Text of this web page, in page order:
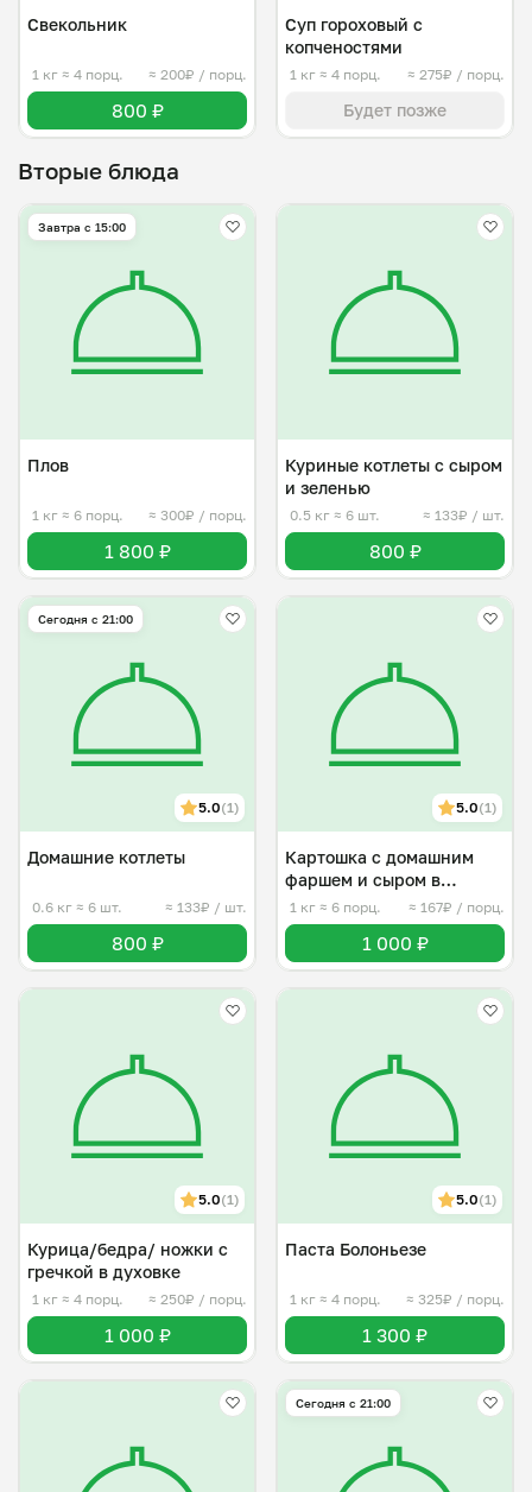
Свекольник
1 кг ≈ 4 порц. ≈ 200₽ / порц.
800 ₽
Суп гороховый с
копченостями
1 кг ≈ 4 порц. ≈ 275₽ / порц.
Будет позже
Вторые блюда
Завтра c 15:00
Плов
1 кг ≈ 6 порц. ≈ 300₽ / порц.
1 800 ₽
Куриные котлеты с сыром
и зеленью
0.5 кг ≈ 6 шт. ≈ 133₽ / шт.
800 ₽
Сегодня с 21:00
5.0(1)
Домашние котлеты
0.6 кг ≈ 6 шт. ≈ 133₽ / шт.
800 ₽
5.0(1)
Картошка с домашним
фаршем и сыром в
духовке
1 кг ≈ 6 порц. ≈ 167₽ / порц.
1 000 ₽
5.0(1)
Курица/бедра/ ножки с
гречкой в духовке
1 кг ≈ 4 порц. ≈ 250₽ / порц.
1 000 ₽
5.0(1)
Паста Болоньезе
1 кг ≈ 4 порц. ≈ 325₽ / порц.
1 300 ₽
Сегодня с 21:00